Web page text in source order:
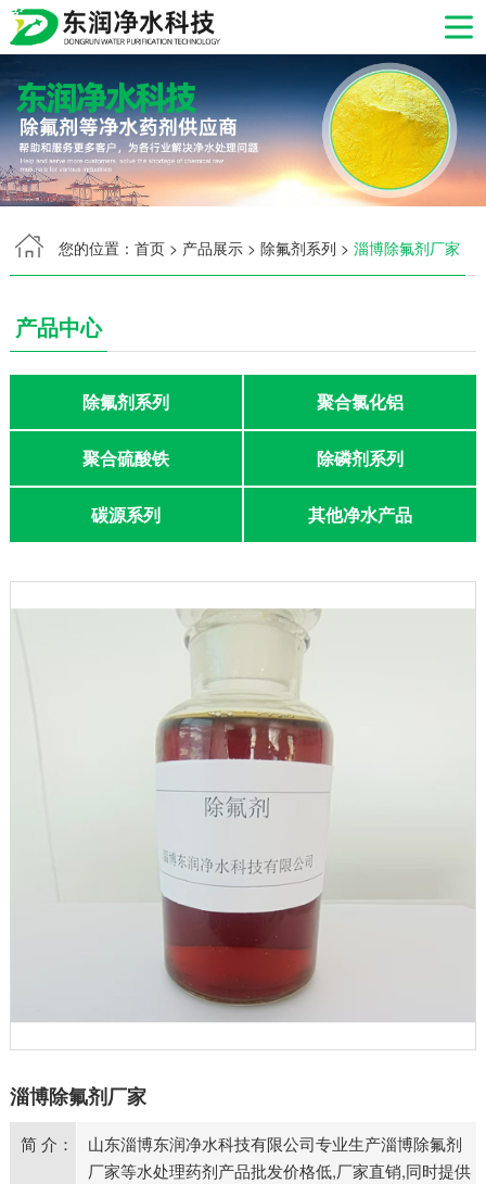
网站首页
产品中心
生产现场
发货现场
应用领域
关于我们
您的位置： 首页> 产品展示> 除氟剂系列 > 淄博除氟剂厂家
产品中心
除氟剂系列 聚合氯化铝
聚合硫酸铁 除磷剂系列
碳源系列 其他净水产品
淄博除氟剂厂家
简 介：
山东淄博东润净水科技有限公司专业生产淄博除氟剂
厂家等水处理药剂产品批发价格低,厂家直销,同时提供